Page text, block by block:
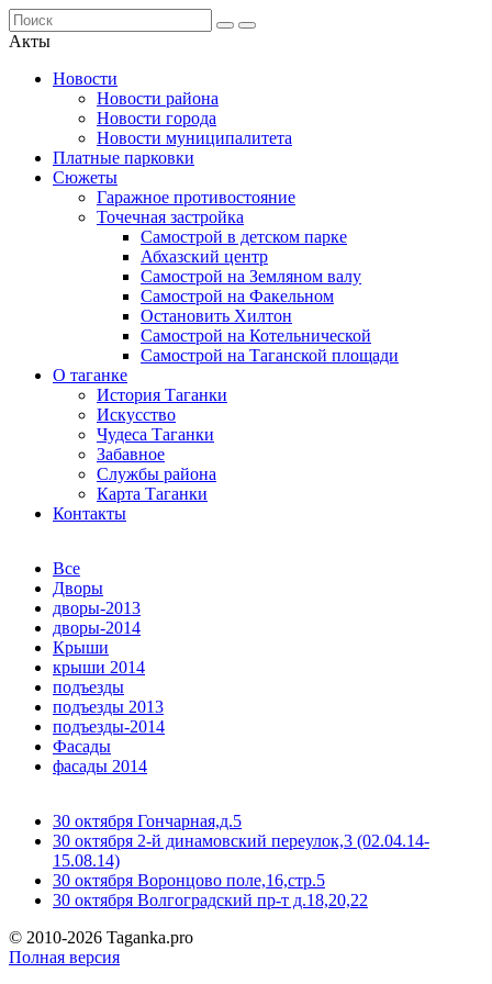
Акты
Новости
Новости района
Новости города
Новости муниципалитета
Платные парковки
Сюжеты
Гаражное противостояние
Точечная застройка
Самострой в детском парке
Абхазский центр
Самострой на Земляном валу
Самострой на Факельном
Остановить Хилтон
Самострой на Котельнической
Самострой на Таганской площади
О таганке
История Таганки
Искусство
Чудеса Таганки
Забавное
Службы района
Карта Таганки
Контакты
Все
Дворы
дворы-2013
дворы-2014
Крыши
крыши 2014
подъезды
подъезды 2013
подъезды-2014
Фасады
фасады 2014
30 октября Гончарная,д.5
30 октября 2-й динамовский переулок,3 (02.04.14-
15.08.14)
30 октября Воронцово поле,16,стр.5
30 октября Волгоградский пр-т д.18,20,22
© 2010-2026 Taganka.pro
Полная версия